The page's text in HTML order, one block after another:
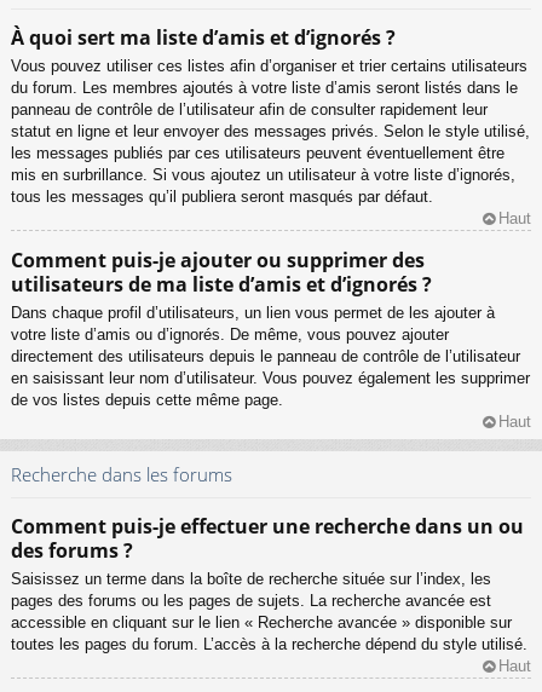
À quoi sert ma liste d’amis et d’ignorés ?
Vous pouvez utiliser ces listes afin d’organiser et trier certains utilisateurs
du forum. Les membres ajoutés à votre liste d’amis seront listés dans le
panneau de contrôle de l’utilisateur afin de consulter rapidement leur
statut en ligne et leur envoyer des messages privés. Selon le style utilisé,
les messages publiés par ces utilisateurs peuvent éventuellement être
mis en surbrillance. Si vous ajoutez un utilisateur à votre liste d’ignorés,
tous les messages qu’il publiera seront masqués par défaut.
Haut
Comment puis-je ajouter ou supprimer des
utilisateurs de ma liste d’amis et d’ignorés ?
Dans chaque profil d’utilisateurs, un lien vous permet de les ajouter à
votre liste d’amis ou d’ignorés. De même, vous pouvez ajouter
directement des utilisateurs depuis le panneau de contrôle de l’utilisateur
en saisissant leur nom d’utilisateur. Vous pouvez également les supprimer
de vos listes depuis cette même page.
Haut
Recherche dans les forums
Comment puis-je effectuer une recherche dans un ou
des forums ?
Saisissez un terme dans la boîte de recherche située sur l’index, les
pages des forums ou les pages de sujets. La recherche avancée est
accessible en cliquant sur le lien « Recherche avancée » disponible sur
toutes les pages du forum. L’accès à la recherche dépend du style utilisé.
Haut